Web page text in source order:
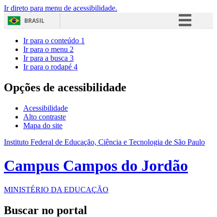
Ir direto para menu de acessibilidade.
BRASIL
Acesso à informação
Ir para o conteúdo 1
Ir para o menu 2
Ir para a busca 3
Ir para o rodapé 4
Opções de acessibilidade
Acessibilidade
Alto contraste
Mapa do site
Instituto Federal de Educação, Ciência e Tecnologia de São Paulo
Campus Campos do Jordão
MINISTÉRIO DA EDUCAÇÃO
Buscar no portal